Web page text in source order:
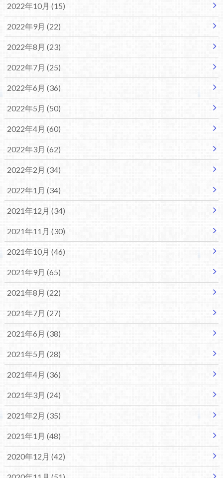
2022年10月 (15)
2022年9月 (22)
2022年8月 (23)
2022年7月 (25)
2022年6月 (36)
2022年5月 (50)
2022年4月 (60)
2022年3月 (62)
2022年2月 (34)
2022年1月 (34)
2021年12月 (34)
2021年11月 (30)
2021年10月 (46)
2021年9月 (65)
2021年8月 (22)
2021年7月 (27)
2021年6月 (38)
2021年5月 (28)
2021年4月 (36)
2021年3月 (24)
2021年2月 (35)
2021年1月 (48)
2020年12月 (42)